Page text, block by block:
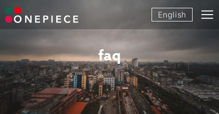
Skip
to
English
faq